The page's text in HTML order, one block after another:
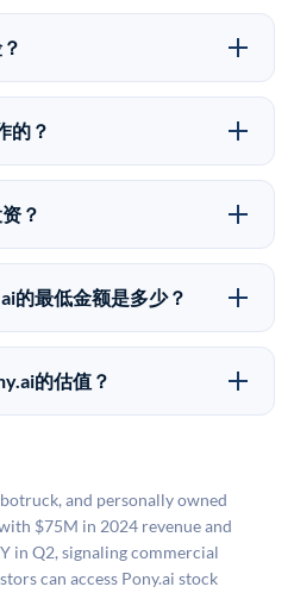
填写本页表单或在
对Pony.ai股份的投资意向。
FINRA注册的经纪交易商，
亿美元的另类投资。
。Pony.ai的股份流动性低，
速出售。不存在确定的退出
有公司的估值在融资轮次之
在投资前咨询其财务顾问并
的？
资者通过二级市场平台从现有
或其他持有人）处购买股
促成这些交易，代表双方处
。
？
出途径：在二级市场将股份出
公司完成IPO或被收购。两
都是不可预测的，投资者应
的最低金额是多少？
产品的最低投资金额为
因产品和股份供应情况而有
的估值？
扣，以反映流动性不足和信
资建议，可能与实际交易价
and personally owned
$75M in 2024 revenue and
in Q2, signaling commercial
can access Pony.ai stock